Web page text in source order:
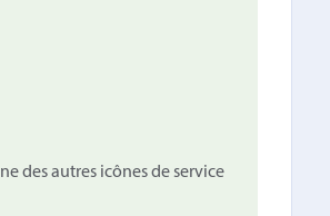
des autres icônes de service